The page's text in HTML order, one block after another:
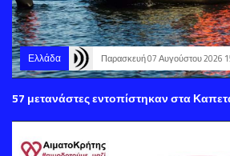
Ελλάδα Παρασκευή 07 Αυγούστου 2026
57 μετανάστες εντοπίστηκαν στα